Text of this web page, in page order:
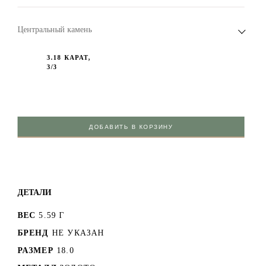
Центральный камень
3.18 КАРАТ,
3/3
ДОБАВИТЬ В КОРЗИНУ
ДЕТАЛИ
ВЕС 5.59 Г
БРЕНД НЕ УКАЗАН
РАЗМЕР 18.0